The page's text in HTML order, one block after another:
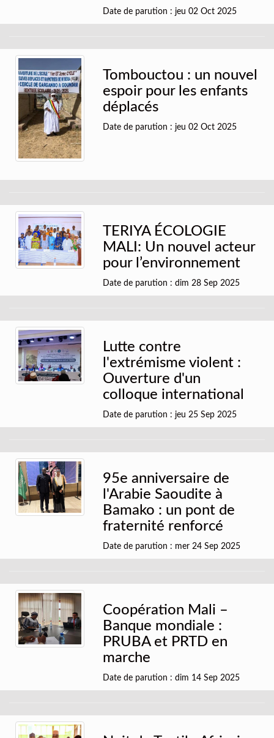
Date de parution : jeu 02 Oct 2025
Tombouctou : un nouvel
espoir pour les enfants
déplacés
Date de parution : jeu 02 Oct 2025
TERIYA ÉCOLOGIE
MALI: Un nouvel acteur
pour l’environnement
Date de parution : dim 28 Sep 2025
Lutte contre
l'extrémisme violent :
Ouverture d'un
colloque international
Date de parution : jeu 25 Sep 2025
95e anniversaire de
l'Arabie Saoudite à
Bamako : un pont de
fraternité renforcé
Date de parution : mer 24 Sep 2025
Coopération Mali –
Banque mondiale :
PRUBA et PRTD en
marche
Date de parution : dim 14 Sep 2025